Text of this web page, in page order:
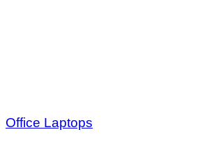
Office Laptops